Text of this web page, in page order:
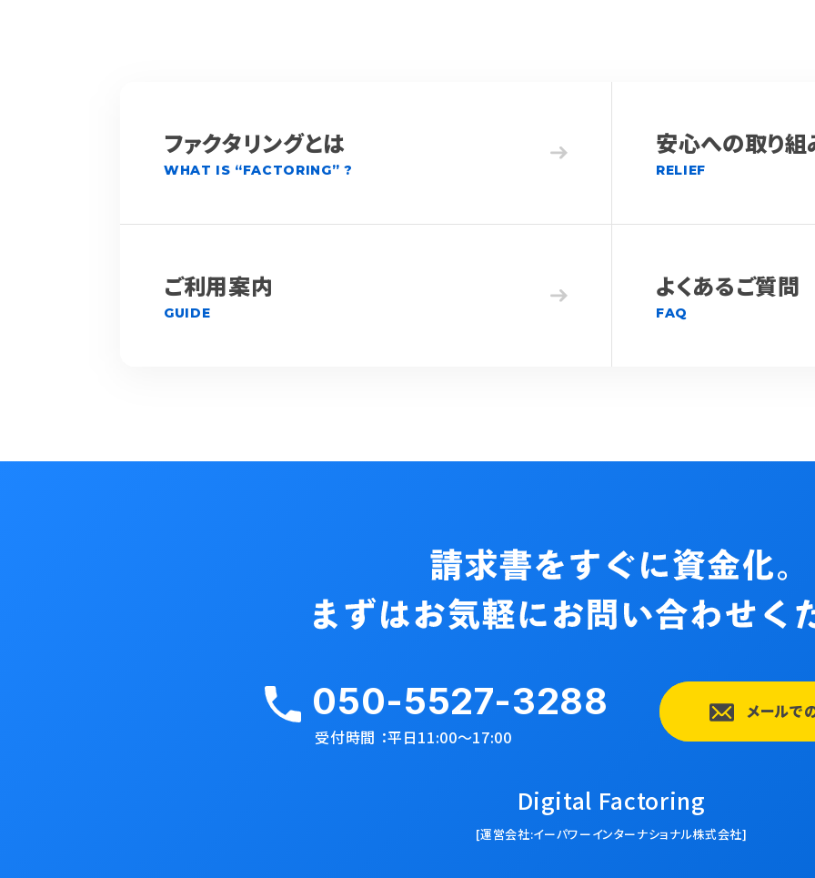
ファクタリングとは
WHAT IS “FACTORING” ?
安心への取り組
RELIEF
ご利用案内
GUIDE
よくあるご質問
FAQ
050-5527-3288
受付時間 ：平日11:00〜17:00
メールで
Digital Factoring
[運営会社:イーパワーインターナショナル株式会社]